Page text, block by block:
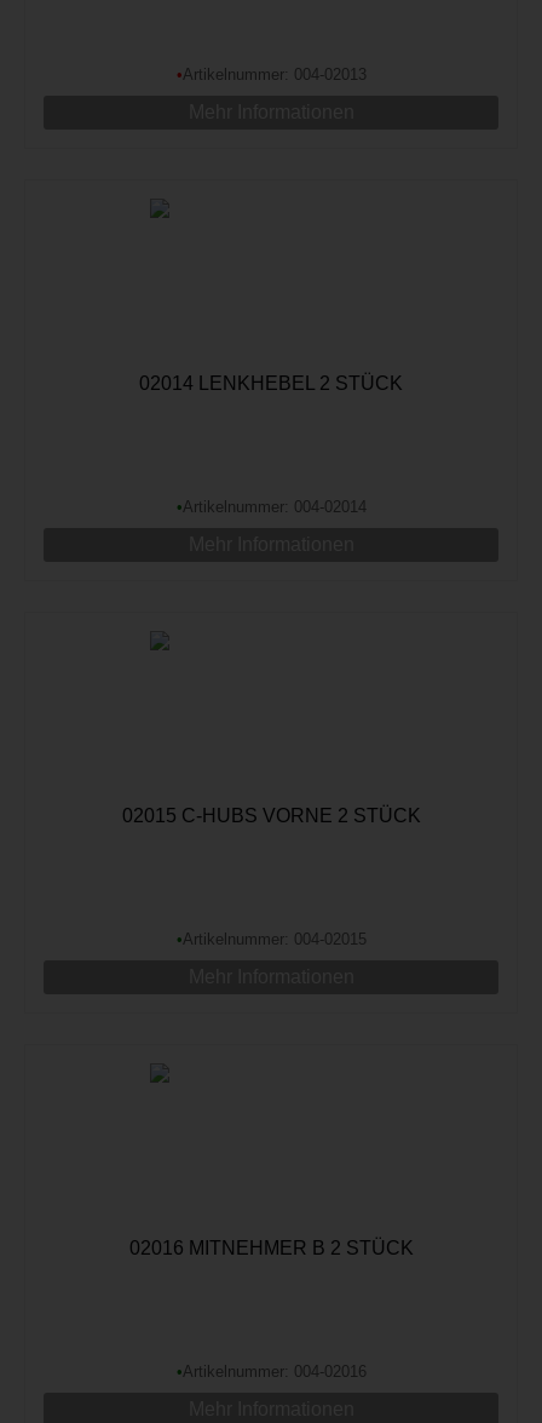
•Artikelnummer: 004-02013
02014 LENKHEBEL 2 STÜCK
•Artikelnummer: 004-02014
02015 C-HUBS VORNE 2 STÜCK
•Artikelnummer: 004-02015
02016 MITNEHMER B 2 STÜCK
•Artikelnummer: 004-02016